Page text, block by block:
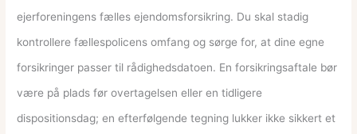
ejerforeningens fælles ejendomsforsikring. Du skal stadig
kontrollere fællespolicens omfang og sørge for, at dine egne
forsikringer passer til rådighedsdatoen. En forsikringsaftale bør
være på plads før overtagelsen eller en tidligere
dispositionsdag; en efterfølgende tegning lukker ikke sikkert et